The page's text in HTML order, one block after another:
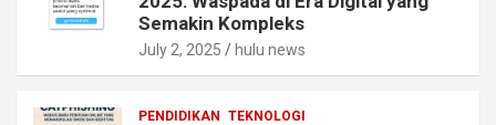
Semakin Kompleks
July 2, 2025 hulu news
PENDIDIKAN TEKNOLOGI